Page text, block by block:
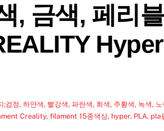
, 금색, 페리블
Hyper
정, 하얀색, 빨강색, 파란색, 회색, 주황색, 녹색, 노
Creality, filament 15종색상, hyper, PLA, pla